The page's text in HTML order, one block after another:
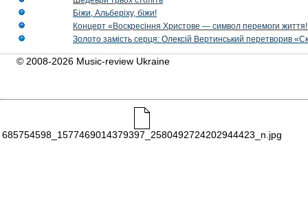
Біжи, Альберіху, біжи!
Концерт «Воскресіння Христове — символ перемоги
Золото замість серця: Олексій Вертинський перетворив
© 2008-2026 Music-review Ukraine
685754598_1577469014379397_2580492724202944423_n.jpg